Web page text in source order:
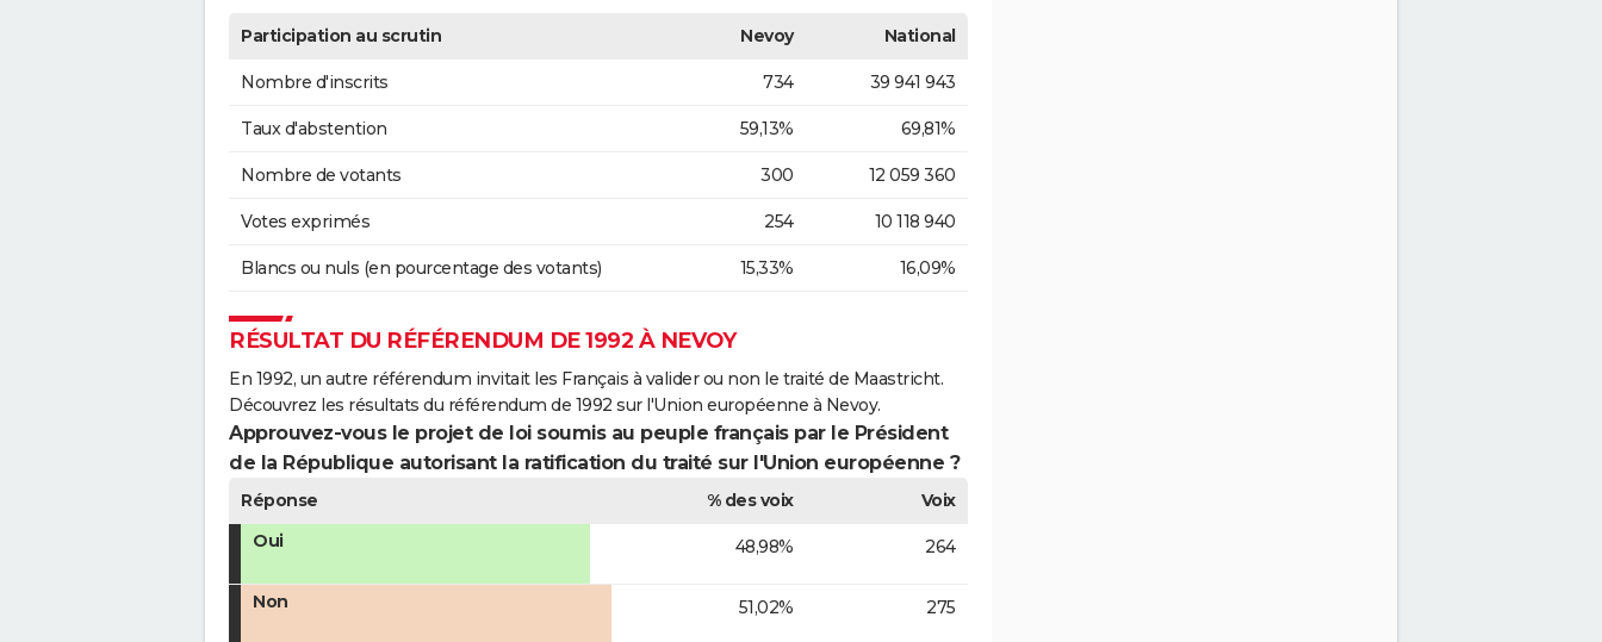
Participation au scrutin Nevoy National
Nombre d'inscrits 734 39 941 943
Taux d'abstention 59,13% 69,81%
Nombre de votants 300 12 059 360
Votes exprimés 254 10 118 940
Blancs ou nuls (en pourcentage des votants) 15,33% 16,09%
RÉSULTAT DU RÉFÉRENDUM DE 1992 À NEVOY
En 1992, un autre référendum invitait les Français à valider ou non le traité de Maastricht.
Découvrez les résultats du référendum de 1992 sur l'Union européenne à Nevoy.
Approuvez-vous le projet de loi soumis au peuple français par le Président
de la République autorisant la ratification du traité sur l'Union européenne ?
Réponse % des voix
Voix
Oui
48,98% 264
Non 51,02% 275